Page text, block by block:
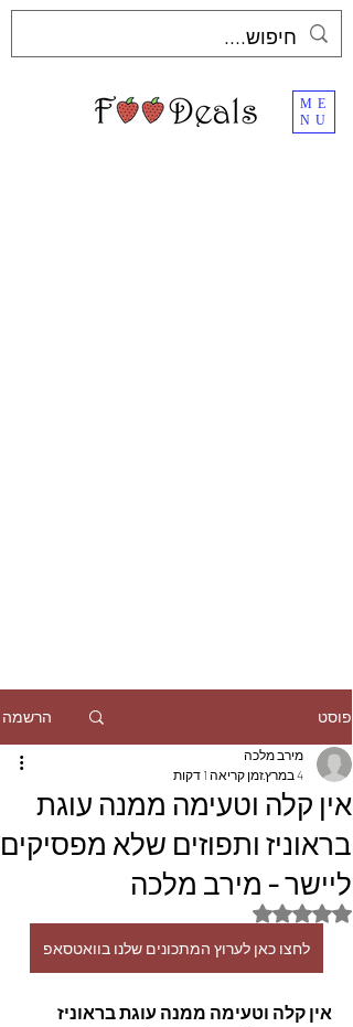
ME
NU
פוסט הרשמה
אין קלה וטעימה ממנה עוגת
בראוניז ותפוזים שלא מפסיקים
ליישר - מירב מלכה
מירב מלכה
4 במרץ
זמן קריאה 1 דקות
דירוג של NaN מתוך 5 כוכבים
לחצו כאן לערוץ המתכונים שלנו בוואטסאפ
אין קלה וטעימה ממנה עוגת בראוניז